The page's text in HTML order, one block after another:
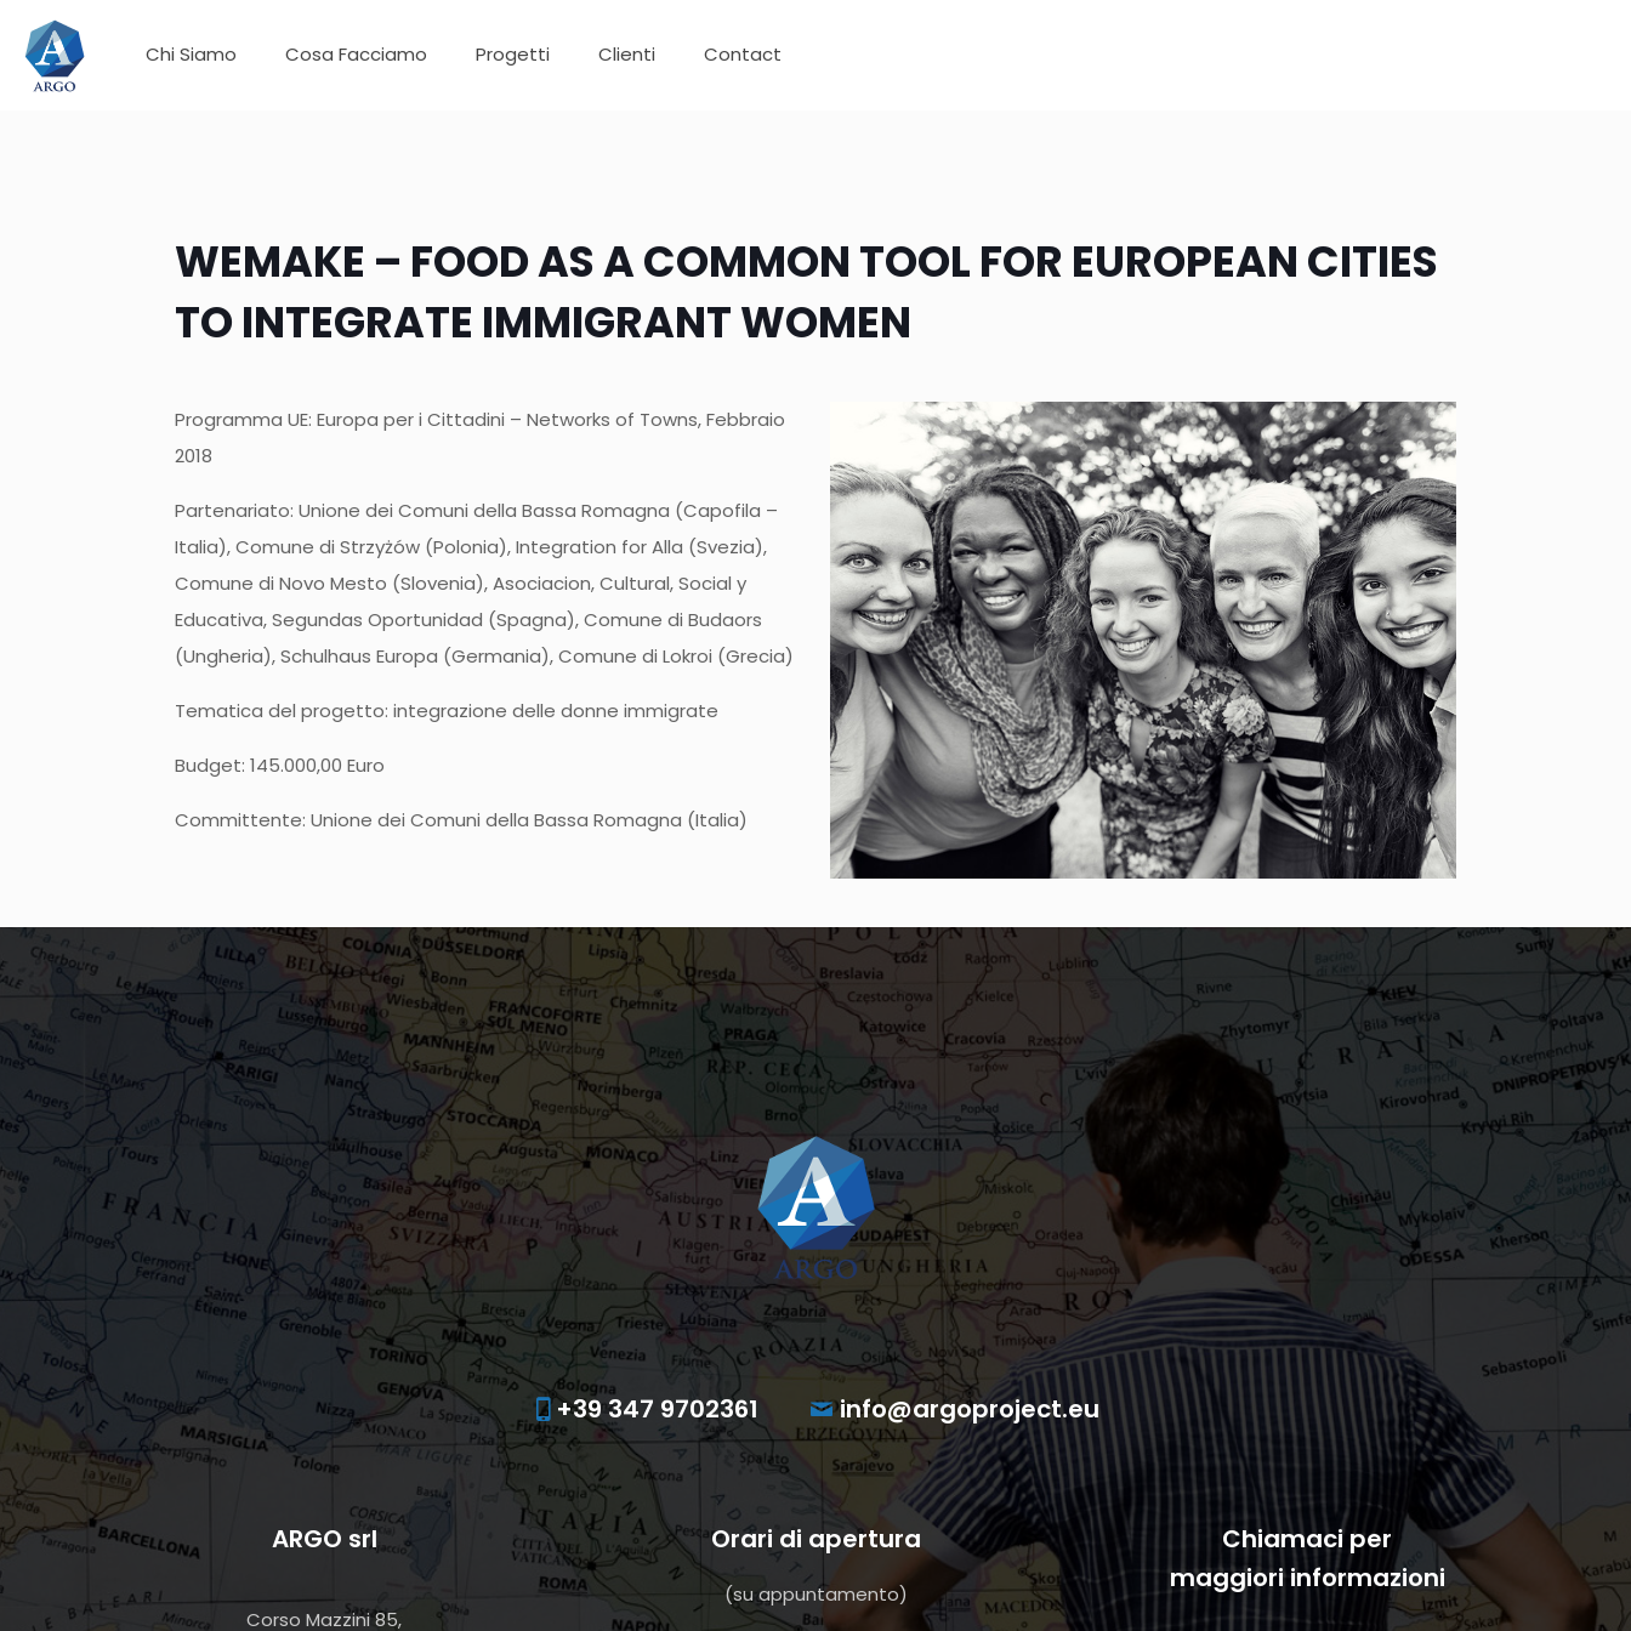
Chi Siamo Cosa Facciamo Progetti Clienti Contact
WEMAKE – FOOD AS A COMMON TOOL FOR EUROPEAN CITIES
TO INTEGRATE IMMIGRANT WOMEN
Programma UE: Europa per i Cittadini – Networks of Towns, Febbraio
2018
Partenariato: Unione dei Comuni della Bassa Romagna (Capofila –
Italia), Comune di Strzyżów (Polonia), Integration for Alla (Svezia),
Comune di Novo Mesto (Slovenia), Asociacion, Cultural, Social y
Educativa, Segundas Oportunidad (Spagna), Comune di Budaors
(Ungheria), Schulhaus Europa (Germania), Comune di Lokroi (Grecia)
Tematica del progetto: integrazione delle donne immigrate
Budget: 145.000,00 Euro
Committente: Unione dei Comuni della Bassa Romagna (Italia)
+39 347 9702361 info@argoproject.eu
ARGO srl
Corso Mazzini 85,
Orari di apertura
(su appuntamento)
Chiamaci per
maggiori informazioni